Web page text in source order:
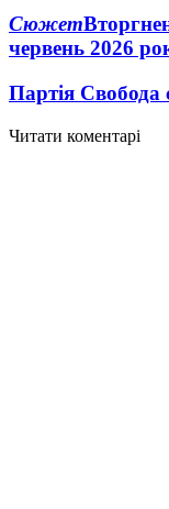
Сюжет
червень 2026
Партія Свобода
Читати коментарі